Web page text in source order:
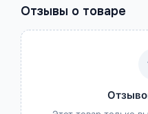
Отзывы о товаре